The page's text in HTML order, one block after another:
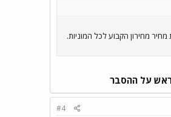
מחירון הקבוע לכל המוניות.
על ההסבר
#4